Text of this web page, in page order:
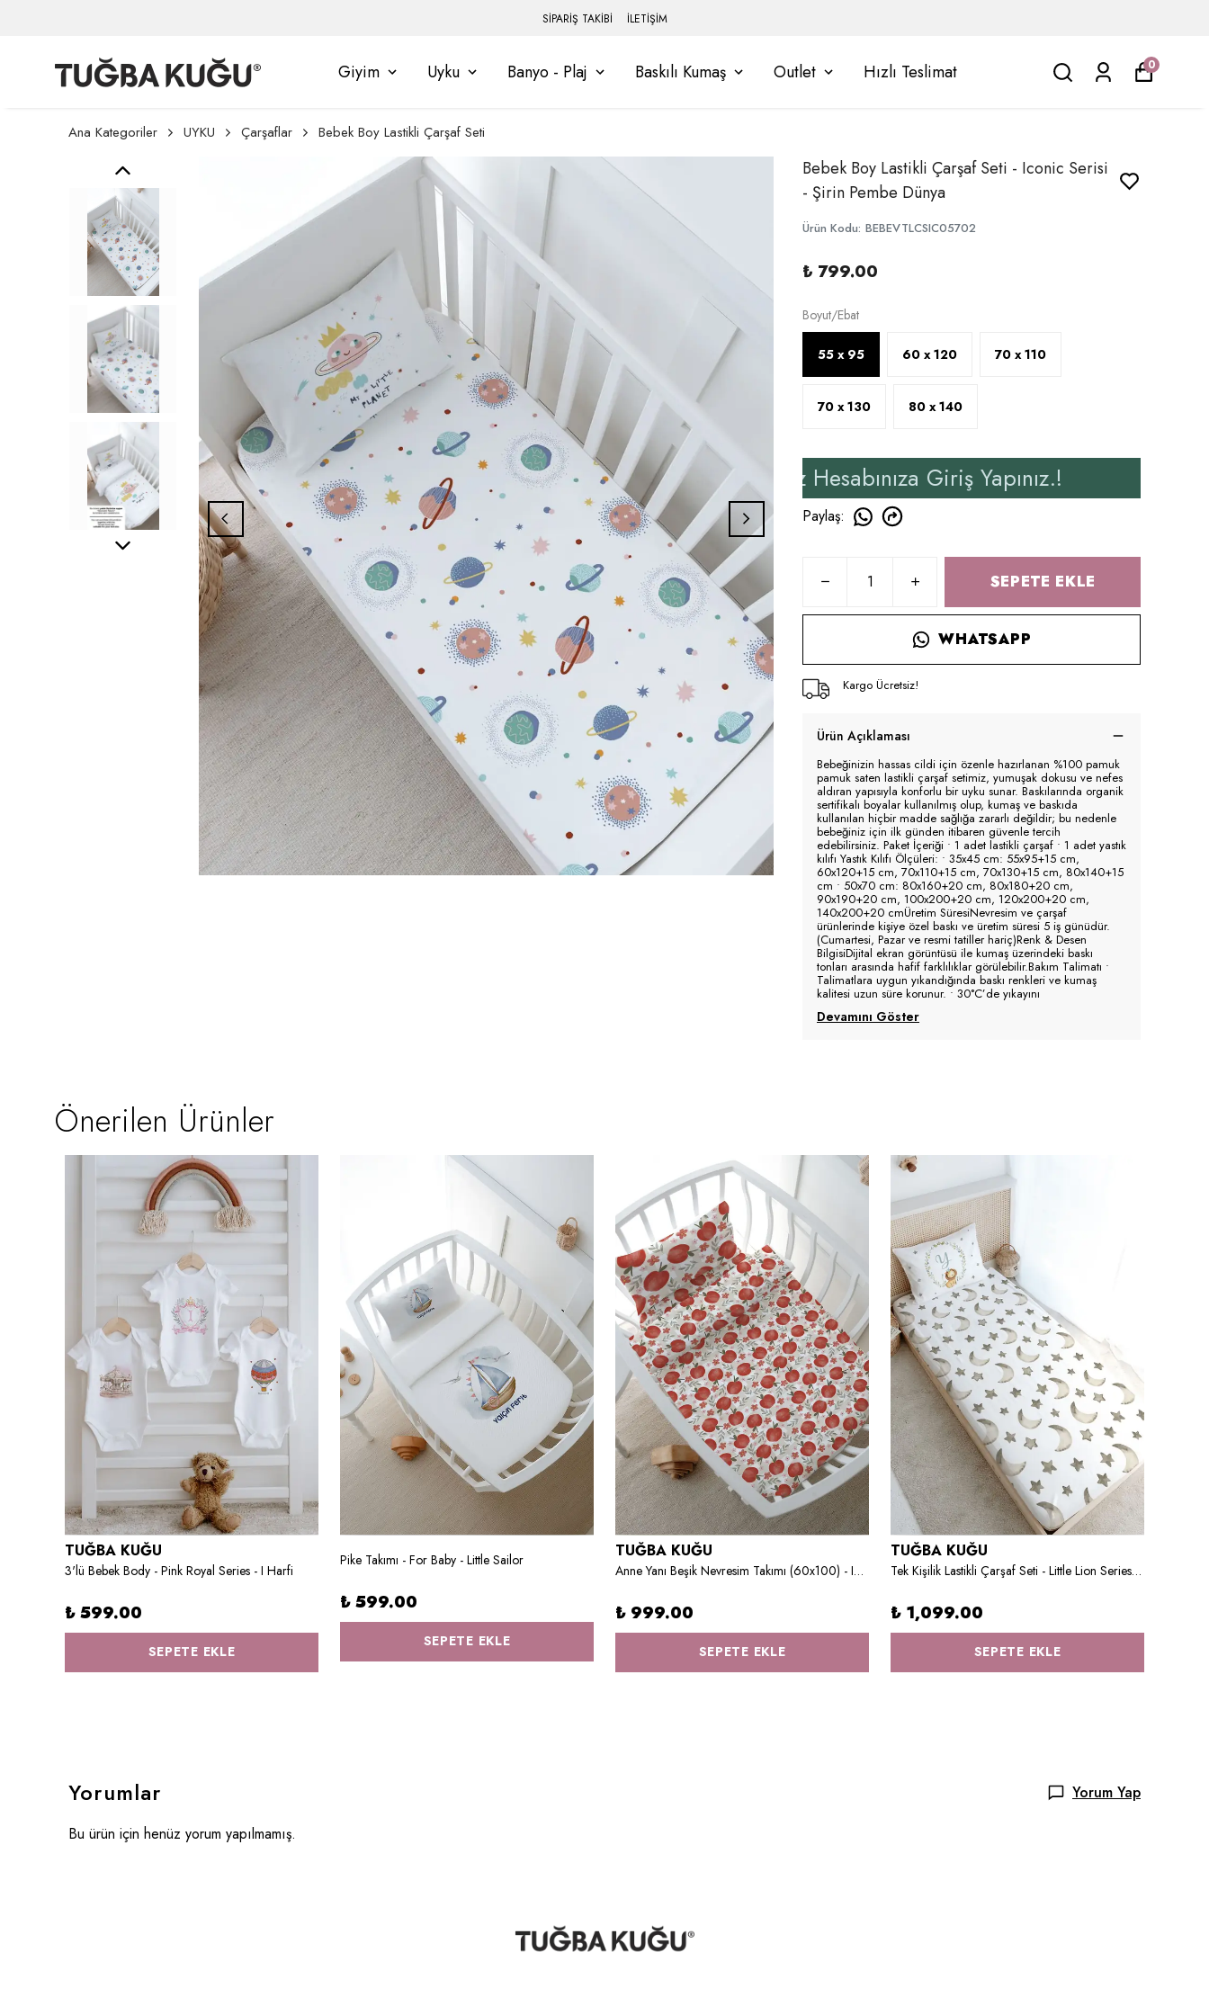
SİPARİŞ TAKİBİ İLETİŞİM
Giyim Uyku Banyo - Plaj Baskılı Kumaş Outlet Hızlı Teslimat 0
Ana Kategoriler UYKU Çarşaflar Bebek Boy Lastikli Çarşaf Seti
Bebek Boy Lastikli Çarşaf Seti - Iconic Serisi
- Şirin Pembe Dünya
Ürün Kodu: BEBEVTLCSIC05702
₺ 799.00
Boyut/Ebat
55 x 95 60 x 120 70 x 110
70 x 130 80 x 140
Yararlanmak İçin Üyelik İşleminizi Tamamlayınız, Üye İseniz Hesabınıza Giriş Yapınız.!
Paylaş:
SEPETE EKLE
WHATSAPP
Kargo Ücretsiz!
Ürün Açıklaması
Bebeğinizin hassas cildi için özenle hazırlanan %100 pamuk
pamuk saten lastikli çarşaf setimiz, yumuşak dokusu ve nefes
aldıran yapısıyla konforlu bir uyku sunar. Baskılarında organik
sertifikalı boyalar kullanılmış olup, kumaş ve baskıda
kullanılan hiçbir madde sağlığa zararlı değildir; bu nedenle
bebeğiniz için ilk günden itibaren güvenle tercih
edebilirsiniz. Paket İçeriği • 1 adet lastikli çarşaf • 1 adet yastık
kılıfı Yastık Kılıfı Ölçüleri: • 35x45 cm: 55x95+15 cm,
60x120+15 cm, 70x110+15 cm, 70x130+15 cm, 80x140+15
cm • 50x70 cm: 80x160+20 cm, 80x180+20 cm,
90x190+20 cm, 100x200+20 cm, 120x200+20 cm,
140x200+20 cmÜretim SüresiNevresim ve çarşaf
ürünlerinde kişiye özel baskı ve üretim süresi 5 iş günüdür.
(Cumartesi, Pazar ve resmi tatiller hariç)Renk & Desen
BilgisiDijital ekran görüntüsü ile kumaş üzerindeki baskı
tonları arasında hafif farklılıklar görülebilir.Bakım Talimatı •
Talimatlara uygun yıkandığında baskı renkleri ve kumaş
kalitesi uzun süre korunur. • 30°C’de yıkayını
Devamını Göster
Önerilen Ürünler
TUĞBA KUĞU
3'lü Bebek Body - Pink Royal Series - I Harfi
₺ 599.00
SEPETE EKLE
Pike Takımı - For Baby - Little Sailor
₺ 599.00
SEPETE EKLE
TUĞBA KUĞU
Anne Yanı Beşik Nevresim Takımı (60x100) - Iconic Serisi - Red Apples
₺ 999.00
SEPETE EKLE
TUĞBA KUĞU
Tek Kişilik Lastikli Çarşaf Seti - Little Lion Series - Y Harfi
₺ 1,099.00
SEPETE EKLE
Yorumlar
Yorum Yap
Bu ürün için henüz yorum yapılmamış.